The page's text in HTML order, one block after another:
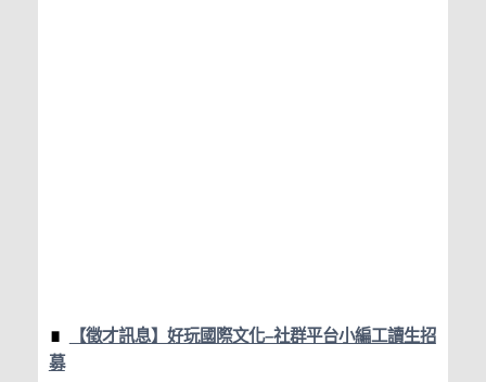
【徵才訊息】好玩國際文化–社群平台小編工讀生招
募